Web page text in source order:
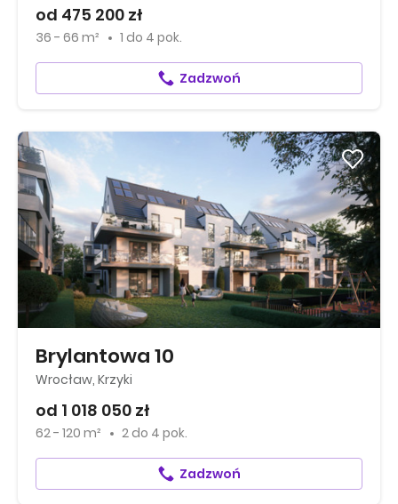
od 475 200 zł
36 - 66 m² 1 do 4 pok.
Zadzwoń
Brylantowa 10
Wrocław, Krzyki
od 1 018 050 zł
62 - 120 m² 2 do 4 pok.
Zadzwoń